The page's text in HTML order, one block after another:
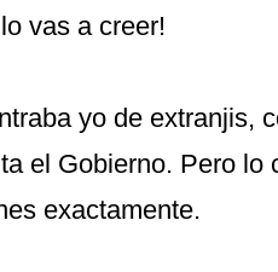
vas a creer!
yo de extranjis,
el Gobierno. Pero lo
exactamente.